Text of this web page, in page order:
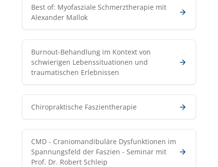
Best of: Myofasziale Schmerztherapie mit
Alexander Mallok
Burnout-Behandlung im Kontext von
schwierigen Lebenssituationen und
traumatischen Erlebnissen
Chiropraktische Faszientherapie
CMD - Craniomandibuläre Dysfunktionen im
Spannungsfeld der Faszien - Seminar mit
Prof. Dr. Robert Schleip